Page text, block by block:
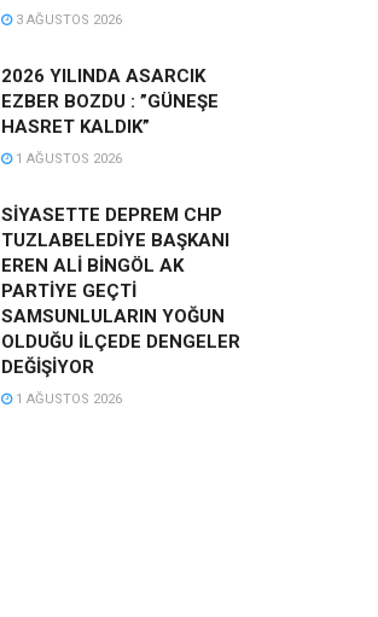
3 AĞUSTOS 2026
2026 YILINDA ASARCIK
EZBER BOZDU : ”GÜNEŞE
HASRET KALDIK”
1 AĞUSTOS 2026
SİYASETTE DEPREM CHP
TUZLABELEDİYE BAŞKANI
EREN ALİ BİNGÖL AK
PARTİYE GEÇTİ
SAMSUNLULARIN YOĞUN
OLDUĞU İLÇEDE DENGELER
DEĞİŞİYOR
1 AĞUSTOS 2026